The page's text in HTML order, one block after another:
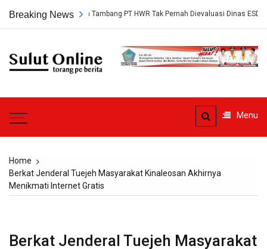
Breaking News
Persetujuan Tambang PT HWR Tak Pernah Dievaluasi Dinas ESDM
Sulut
Menu
Home
Berkat Jenderal Tuejeh Masyarakat Kinaleosan Akhirnya
Menikmati Internet Gratis
Berkat Jenderal Tuejeh Masyarakat